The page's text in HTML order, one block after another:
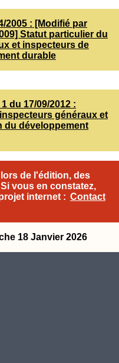
2005 : [Modifié par
Statut particulier du
et inspecteurs de
durable
du 17/09/2012 :
généraux et
du développement
de l'édition, des
vous en constatez,
internet : Contact
18 Janvier 2026